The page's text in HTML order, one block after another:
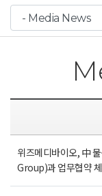
위즈메디바이오, 中
Group)과 업무협약